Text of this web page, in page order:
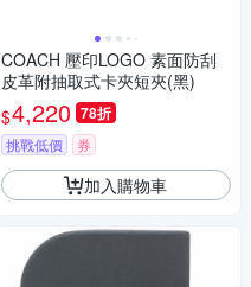
COACH 壓印LOGO 素面防刮
皮革附抽取式卡夾短夾(黑)
$4,220 78折
挑戰低價 券
加入購物車